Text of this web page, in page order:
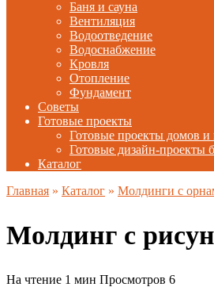
Баня и сауна
Вентиляция
Водоотведение
Водоснабжение
Кровля
Отопление
Фундамент
Советы
Готовые проекты
Готовые проекты домов и
Готовые дизайн-проекты
Каталог
Главная » Каталог » Молдинги с
Молдинг с
На чтение 1 мин Просмотров 6